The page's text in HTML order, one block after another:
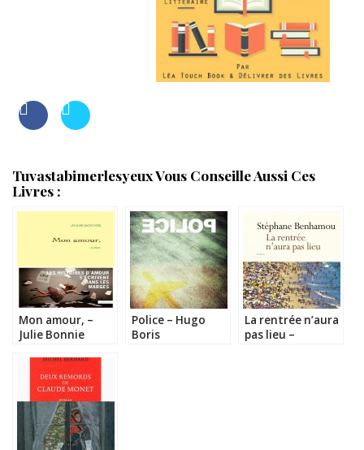
Tuvastabimerlesyeux Vous Conseille Aussi Ces
Livres :
Mon amour, –
Julie Bonnie
Police – Hugo
Boris
La rentrée n’aura
pas lieu –